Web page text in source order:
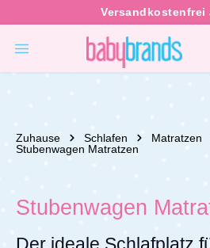
Zuhause Schlafen
Matratzen
Stubenwagen Matratzen
Stubenwagen